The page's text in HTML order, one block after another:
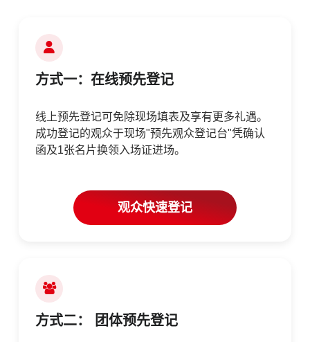
方式一：在线预先登记
线上预先登记可免除现场填表及享有更多礼遇。
成功登记的观众于现场"预先观众登记台"凭确认
函及1张名片换领入场证进场。
观众快速登记
方式二： 团体预先登记